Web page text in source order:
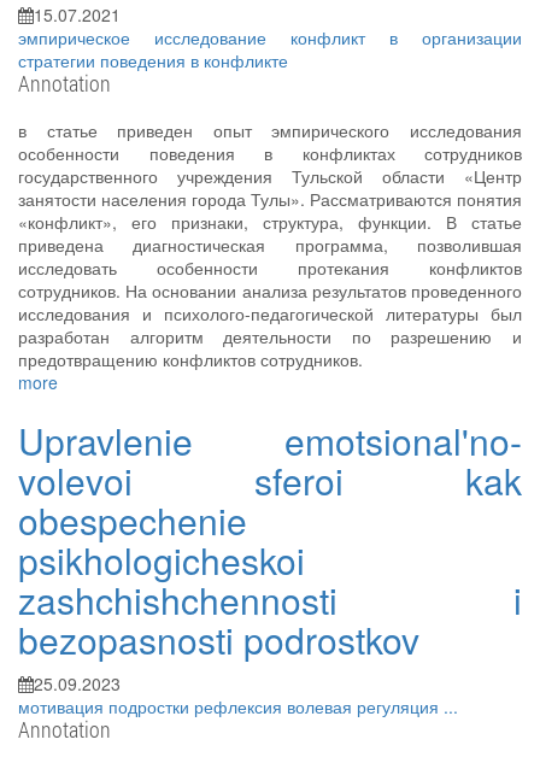
15.07.2021
эмпирическое исследование конфликт в организации
стратегии поведения в конфликте
Annotation
в статье приведен опыт эмпирического исследования
особенности поведения в конфликтах сотрудников
государственного учреждения Тульской области «Центр
занятости населения города Тулы». Рассматриваются понятия
«конфликт», его признаки, структура, функции. В статье
приведена диагностическая программа, позволившая
исследовать особенности протекания конфликтов
сотрудников. На основании анализа результатов проведенного
исследования и психолого-педагогической литературы был
разработан алгоритм деятельности по разрешению и
предотвращению конфликтов сотрудников.
more
Upravlenie emotsional'no-
volevoi sferoi kak
obespechenie
psikhologicheskoi
zashchishchennosti i
bezopasnosti podrostkov
25.09.2023
мотивация подростки рефлексия волевая регуляция ...
Annotation